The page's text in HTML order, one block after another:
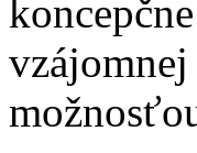
vzájomnej